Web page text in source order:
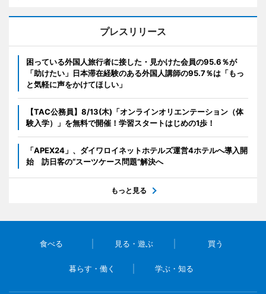
プレスリリース
困っている外国人旅行者に接した・見かけた会員の95.6％が
「助けたい」日本滞在経験のある外国人講師の95.7％は「もっ
と気軽に声をかけてほしい」
【TAC公務員】8/13(木)「オンラインオリエンテーション（体
験入学）」を無料で開催！学習スタートはじめの1歩！
「APEX24」、ダイワロイネットホテルズ運営4ホテルへ導入開
始 訪日客の“スーツケース問題”解決へ
もっと見る
食べる 見る・遊ぶ 買う
暮らす・働く 学ぶ・知る